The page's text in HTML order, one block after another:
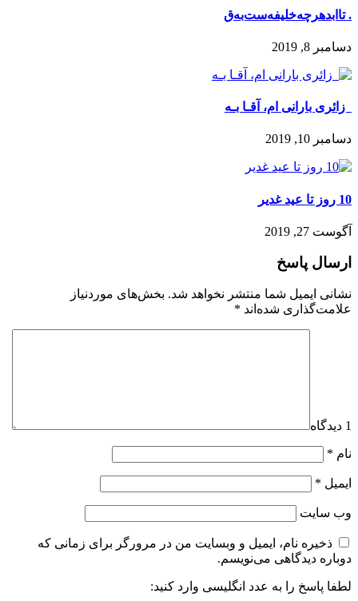
. تاابدهرچه‌خلیفه‌ست‌به‌‌ق
دسامبر 8, 2019
‍ ‍ زائری بارانی ام، آقـا بـه
دسامبر 10, 2019
10 روز تا عید غدیر
آگوست 27, 2019
ارسال پاسخ
نشانی ایمیل شما منتشر نخواهد شد. بخش‌های موردنیاز
علامت‌گذاری شده‌اند *
1 دیدگاه
نام *
ایمیل *
وب‌ سایت
ذخیره نام، ایمیل و وبسایت من در مرورگر برای زمانی که
دوباره دیدگاهی می‌نویسم.
لطفا پاسخ را به عدد انگلیسی وارد کنید: